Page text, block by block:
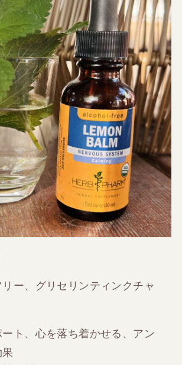
ー、グリセリンティンクチャ
ト、心を落ち着かせる、アン